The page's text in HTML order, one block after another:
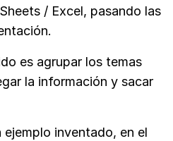
/ Excel, pasando las
es agrupar los temas
la información y sacar
ejemplo inventado, en el